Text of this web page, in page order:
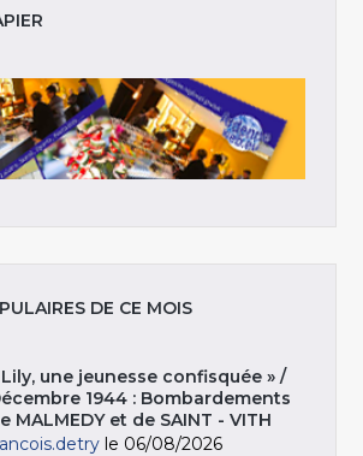
DE CE MOIS
Lily, une jeunesse confisquée » /
1944 : Bombardements
MALMEDY et de SAINT - VITH
le 06/08/2026